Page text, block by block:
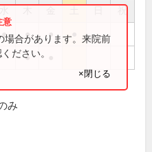
祝
● ● ●
●
場合があります。来院前
ださい。
×閉じる
み